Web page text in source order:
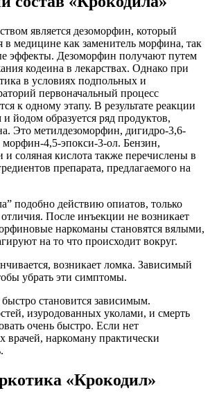
является дезоморфин, который
в медицине как заменитель морфина, так
эффекты. Дезоморфин получают путем
кодеина в лекарствах. Однако при
в условиях подпольных и
первоначальный процесс
к одному этапу. В результате реакции
йодом образуется ряд продуктов,
Это метилдезоморфин, дигидро-3,6-
4,5-эпокси-3-ол. Бензин,
и соляная кислота также перечислены в
препарата, предлагаемого на
подобно действию опиатов, только
После инъекции не возникает
наркоманы становятся вялыми,
на то что происходит вокруг.
возникает ломка. Зависимый
убрать эти симптомы.
становится зависимым.
изуродованных уколами, и смерть
очень быстро. Если нет
наркоману практически
«Крокодил»